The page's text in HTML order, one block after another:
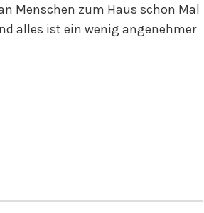
Menschen zum Haus schon Mal
alles ist ein wenig angenehmer